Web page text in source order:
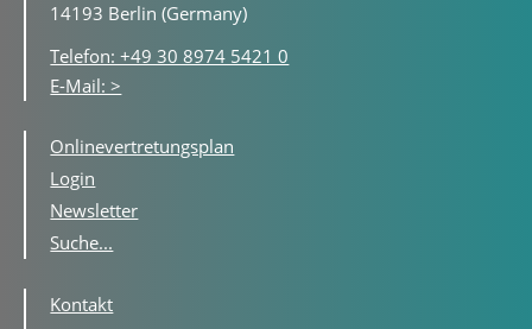
14193 Berlin (Germany)
Telefon: +49 30 8974 5421 0
E-Mail: >
Onlinevertretungsplan
Login
Newsletter
Suche...
Kontakt